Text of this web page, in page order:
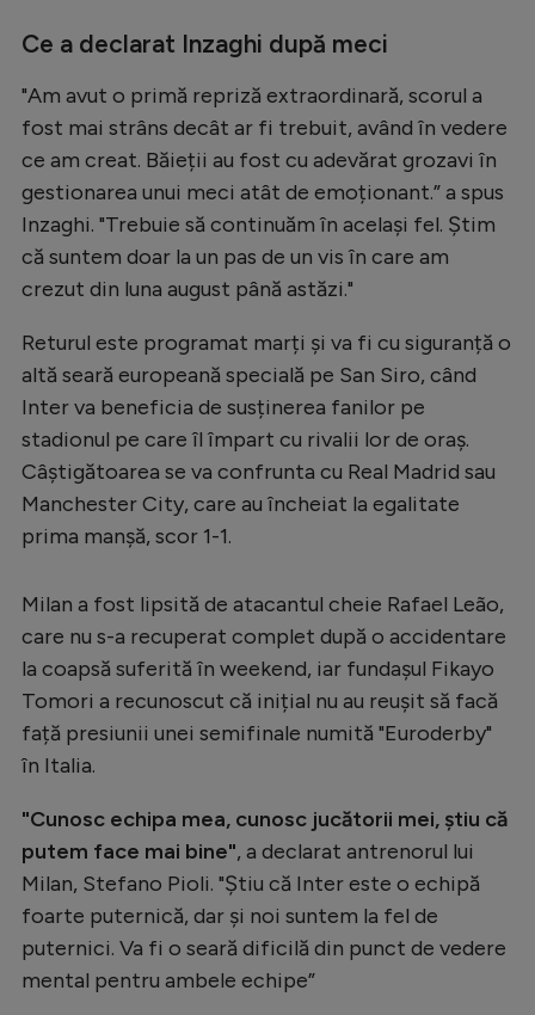
Tenis
Handbal
Natație
Formula 1
Gimnastică
Rugby
Ciclism
Alte sporturi
JO 2024
JO 2026
Creează cont
Ce a declarat Inzaghi după meci
"Am avut o primă repriză extraordinară, scorul a
fost mai strâns decât ar fi trebuit, având în vedere
ce am creat. Băieții au fost cu adevărat grozavi în
gestionarea unui meci atât de emoționant.” a spus
Inzaghi. "Trebuie să continuăm în același fel. Știm
că suntem doar la un pas de un vis în care am
crezut din luna august până astăzi."
Returul este programat marți și va fi cu siguranță o
altă seară europeană specială pe San Siro, când
Inter va beneficia de susținerea fanilor pe
stadionul pe care îl împart cu rivalii lor de oraș.
Câștigătoarea se va confrunta cu Real Madrid sau
Manchester City, care au încheiat la egalitate
prima manșă, scor 1-1.
Milan a fost lipsită de atacantul cheie Rafael Leão,
care nu s-a recuperat complet după o accidentare
la coapsă suferită în weekend, iar fundașul Fikayo
Tomori a recunoscut că inițial nu au reușit să facă
față presiunii unei semifinale numită "Euroderby"
în Italia.
"Cunosc echipa mea, cunosc jucătorii mei, știu că
putem face mai bine", a declarat antrenorul lui
Milan, Stefano Pioli. "Știu că Inter este o echipă
foarte puternică, dar și noi suntem la fel de
puternici. Va fi o seară dificilă din punct de vedere
mental pentru ambele echipe”